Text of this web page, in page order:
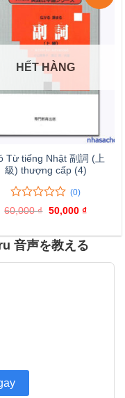
HẾT HÀNG
Từ tiếng Nhật 副詞 (上
級) thượng cấp (4)
0
trên
0
đánh
giá
(0)
60,000₫ Giá
60,000 ₫.
50,000 ₫Giá
là:
50,000
音声を教える